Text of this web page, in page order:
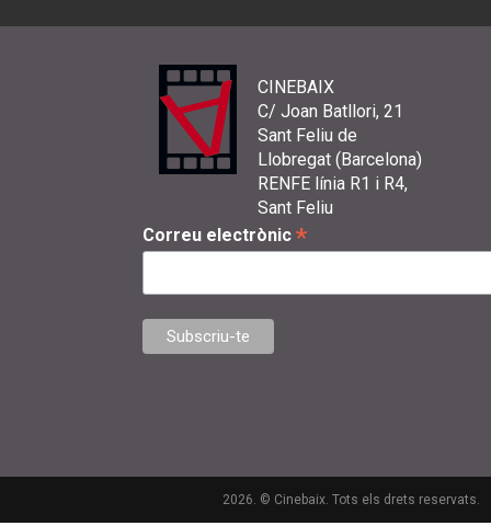
CINEBAIX
C/ Joan Batllori, 21
Sant Feliu de
Llobregat (Barcelona)
RENFE línia R1 i R4,
Sant Feliu
Correu electrònic *
2026. © Cinebaix. Tots els drets reservats.